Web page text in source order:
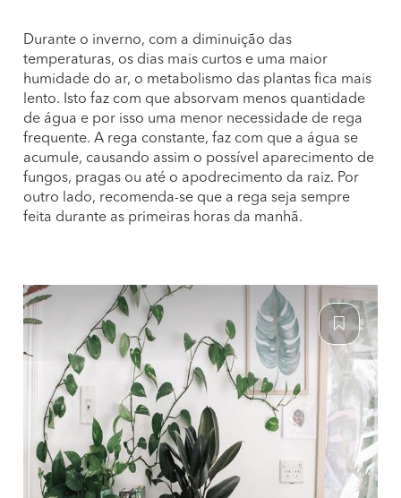
Durante o inverno, com a diminuição das
temperaturas, os dias mais curtos e uma maior
humidade do ar, o metabolismo das plantas fica mais
lento. Isto faz com que absorvam menos quantidade
de água e por isso uma menor necessidade de rega
frequente. A rega constante, faz com que a água se
acumule, causando assim o possível aparecimento de
fungos, pragas ou até o apodrecimento da raiz. Por
outro lado, recomenda-se que a rega seja sempre
feita durante as primeiras horas da manhã.